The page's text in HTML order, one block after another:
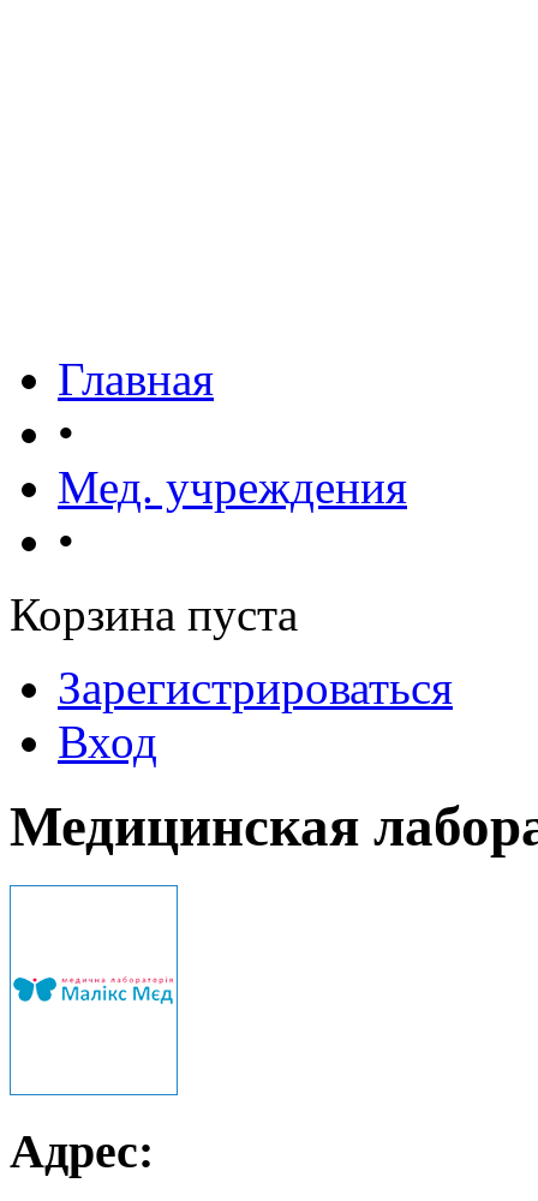
Главная
•
Мед. учреждения
•
Корзина пуста
Зарегистрироваться
Вход
Медицинская
Адрес: